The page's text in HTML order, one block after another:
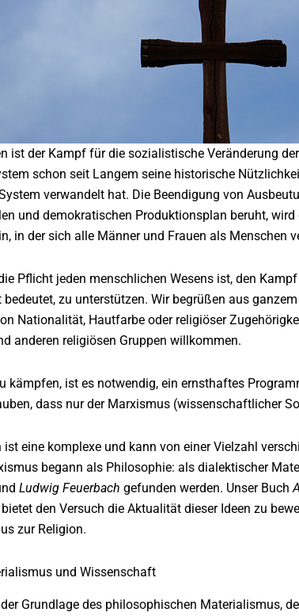
ist der Kampf für die sozialistische Veränderung
schon seit Langem seine historische
verwandelt hat. Die Beendigung von
und demokratischen Produktionsplan beruht,
in der sich alle Männer und Frauen als Menschen
Pflicht jeden menschlichen Wesens ist, den
zu unterstützen. Wir begrüßen aus
Nationalität, Hautfarbe oder religiöser
anderen religiösen Gruppen willkommen.
kämpfen, ist es notwendig, ein ernsthaftes
dass nur der Marxismus (wissenschaftlicher
ist eine komplexe und kann von einer Vielzahl
begann als Philosophie: als dialektischer
Ludwig Feuerbach gefunden werden. Unser Buch
den Versuch die Aktualität dieser Ideen zu
zur Religion.
und Wissenschaft
Grundlage des philosophischen Materialismus,